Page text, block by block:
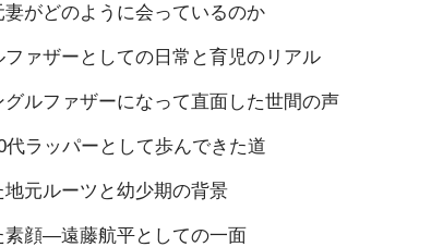
がどのように会っているのか
ァザーとしての日常と育児のリアル
ルファザーになって直面した世間の声
ラッパーとして歩んできた道
元ルーツと幼少期の背景
素顔―遠藤航平としての一面